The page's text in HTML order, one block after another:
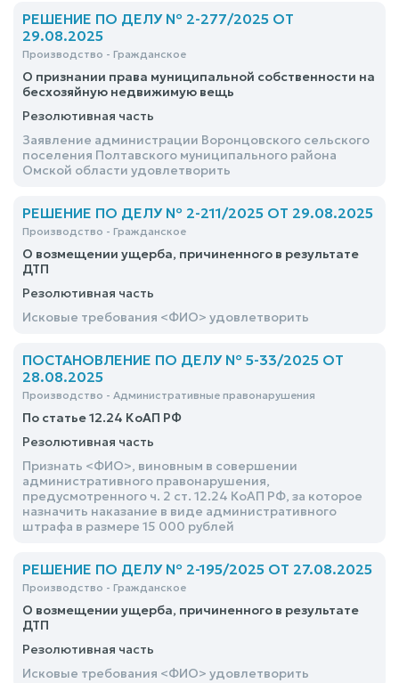
РЕШЕНИЕ ПО ДЕЛУ № 2-277/2025 ОТ
29.08.2025
Производство - Гражданское
О признании права муниципальной собственности на
бесхозяйную недвижимую вещь
Резолютивная часть
Заявление администрации Воронцовского сельского
поселения Полтавского муниципального района
Омской области удовлетворить
РЕШЕНИЕ ПО ДЕЛУ № 2-211/2025 ОТ 29.08.2025
Производство - Гражданское
О возмещении ущерба, причиненного в результате
ДТП
Резолютивная часть
Исковые требования <ФИО> удовлетворить
ПОСТАНОВЛЕНИЕ ПО ДЕЛУ № 5-33/2025 ОТ
28.08.2025
Производство - Административные правонарушения
По статье 12.24 КоАП РФ
Резолютивная часть
Признать <ФИО>, виновным в совершении
административного правонарушения,
предусмотренного ч. 2 ст. 12.24 КоАП РФ, за которое
назначить наказание в виде административного
штрафа в размере 15 000 рублей
РЕШЕНИЕ ПО ДЕЛУ № 2-195/2025 ОТ 27.08.2025
Производство - Гражданское
О возмещении ущерба, причиненного в результате
ДТП
Резолютивная часть
Исковые требования <ФИО> удовлетворить